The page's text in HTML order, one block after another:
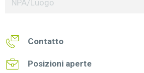
Contatto
Posizioni aperte